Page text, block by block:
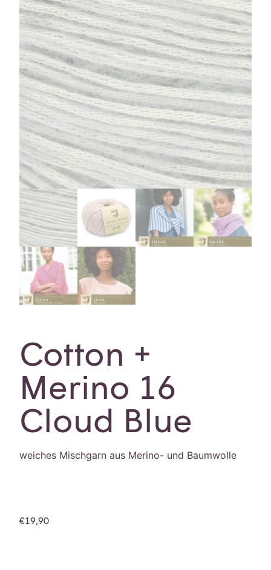
Cotton +
Merino 16
Cloud Blue
weiches Mischgarn aus Merino- und Baumwolle
€19,90